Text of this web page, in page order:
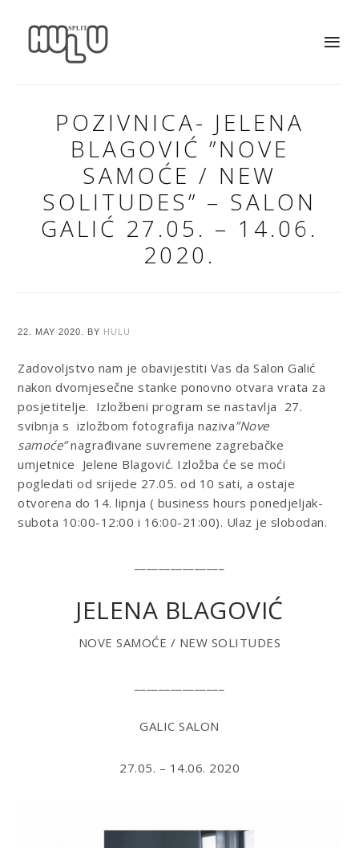
POZIVNICA- JELENA
BLAGOVIĆ ”NOVE
SAMOĆE / NEW
SOLITUDES” – SALON
GALIĆ 27.05. – 14.06.
2020.
22. MAY 2020. BY HULU
Zadovoljstvo nam je obavijestiti Vas da Salon Galić
nakon dvomjesečne stanke ponovno otvara vrata za
posjetitelje. Izložbeni program se nastavlja 27.
svibnja s izložbom fotografija naziva”Nove
samoće”nagrađivane suvremene zagrebačke
umjetnice Jelene Blagović. Izložba će se moći
pogledati od srijede 27.05. od 10 sati, a ostaje
otvorena do 14. lipnja ( business hoursponedjeljak-
subota 10:00-12:00 i 16:00-21:00). Ulaz je slobodan.
JELENA BLAGOVIĆ
NOVE SAMOĆE / NEW SOLITUDES
GALIC SALON
27.05. – 14.06. 2020